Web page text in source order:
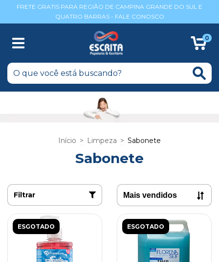
FRETE GRATIS PARA REGIÃO DE CAMPINA GRANDE DO SUL E
QUATRO BARRAS - FALE CONOSCO
0
Início > Limpeza > Sabonete
Sabonete
Filtrar
ESGOTADO ESGOTADO